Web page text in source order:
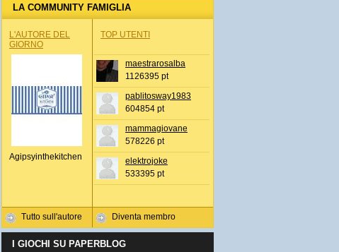
LA COMMUNITY FAMIGLIA
L'AUTORE DEL
GIORNO
Agipsyinthekitchen
Tutto sull'autore
TOP UTENTI
maestrarosalba
1126395 pt
pablitosway1983
604854 pt
mammagiovane
578226 pt
elektrojoke
533395 pt
Diventa membro
I GIOCHI SU PAPERBLOG